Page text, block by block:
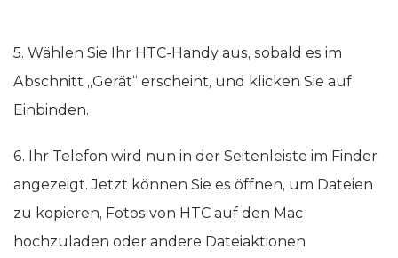
5. Wählen Sie Ihr HTC-Handy aus, sobald es im
Abschnitt „Gerät“ erscheint, und klicken Sie auf
Einbinden.
6. Ihr Telefon wird nun in der Seitenleiste im Finder
angezeigt. Jetzt können Sie es öffnen, um Dateien
zu kopieren, Fotos von HTC auf den Mac
hochzuladen oder andere Dateiaktionen